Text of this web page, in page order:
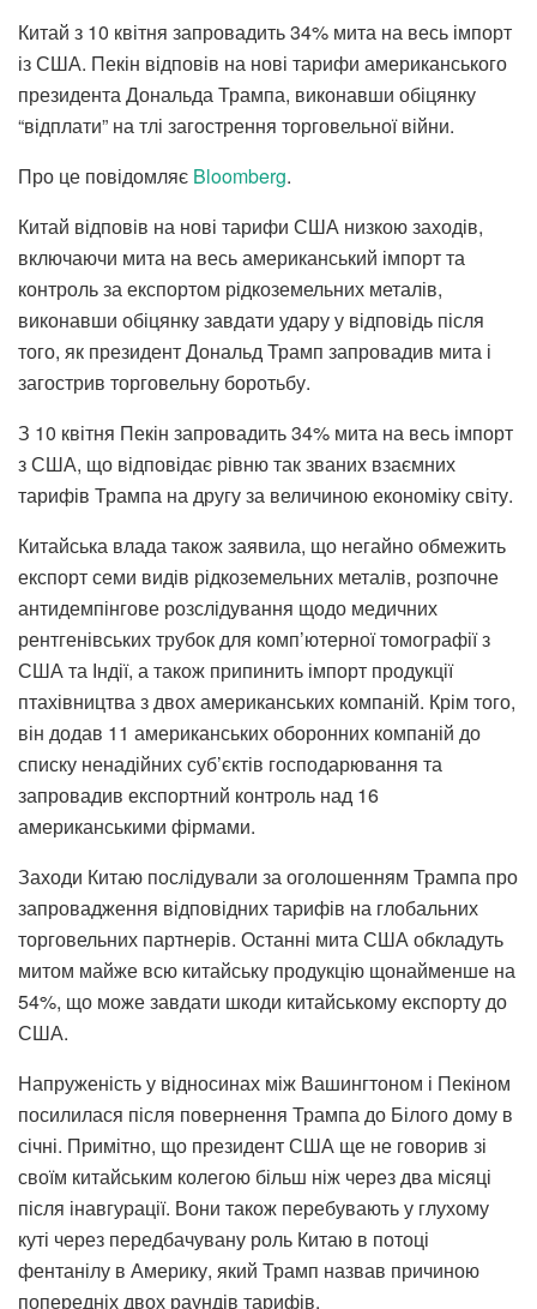
Китай з 10 квітня запровадить 34% мита на весь імпорт
із США. Пекін відповів на нові тарифи американського
президента Дональда Трампа, виконавши обіцянку
“відплати” на тлі загострення торговельної війни.
Про це повідомляє Bloomberg.
Китай відповів на нові тарифи США низкою заходів,
включаючи мита на весь американський імпорт та
контроль за експортом рідкоземельних металів,
виконавши обіцянку завдати удару у відповідь після
того, як президент Дональд Трамп запровадив мита і
загострив торговельну боротьбу.
З 10 квітня Пекін запровадить 34% мита на весь імпорт
з США, що відповідає рівню так званих взаємних
тарифів Трампа на другу за величиною економіку світу.
Китайська влада також заявила, що негайно обмежить
експорт семи видів рідкоземельних металів, розпочне
антидемпінгове розслідування щодо медичних
рентгенівських трубок для комп’ютерної томографії з
США та Індії, а також припинить імпорт продукції
птахівництва з двох американських компаній. Крім того,
він додав 11 американських оборонних компаній до
списку ненадійних суб’єктів господарювання та
запровадив експортний контроль над 16
американськими фірмами.
Заходи Китаю послідували за оголошенням Трампа про
запровадження відповідних тарифів на глобальних
торговельних партнерів. Останні мита США обкладуть
митом майже всю китайську продукцію щонайменше на
54%, що може завдати шкоди китайському експорту до
США.
Напруженість у відносинах між Вашингтоном і Пекіном
посилилася після повернення Трампа до Білого дому в
січні. Примітно, що президент США ще не говорив зі
своїм китайським колегою більш ніж через два місяці
після інавгурації. Вони також перебувають у глухому
куті через передбачувану роль Китаю в потоці
фентанілу в Америку, який Трамп назвав причиною
попередніх двох раундів тарифів.